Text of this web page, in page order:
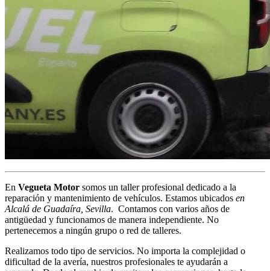
En Vegueta Motor somos un taller profesional dedicado a la
reparación y mantenimiento de vehículos. Estamos ubicados en
Alcalá de Guadaíra, Sevilla. Contamos con varios años de
antigüedad y funcionamos de manera independiente. No
pertenecemos a ningún grupo o red de talleres.
Realizamos todo tipo de servicios. No importa la complejidad o
dificultad de la avería, nuestros profesionales te ayudarán a